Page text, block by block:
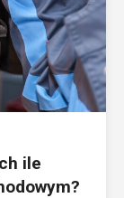
ile